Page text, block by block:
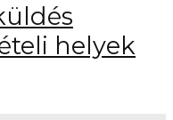
helyek